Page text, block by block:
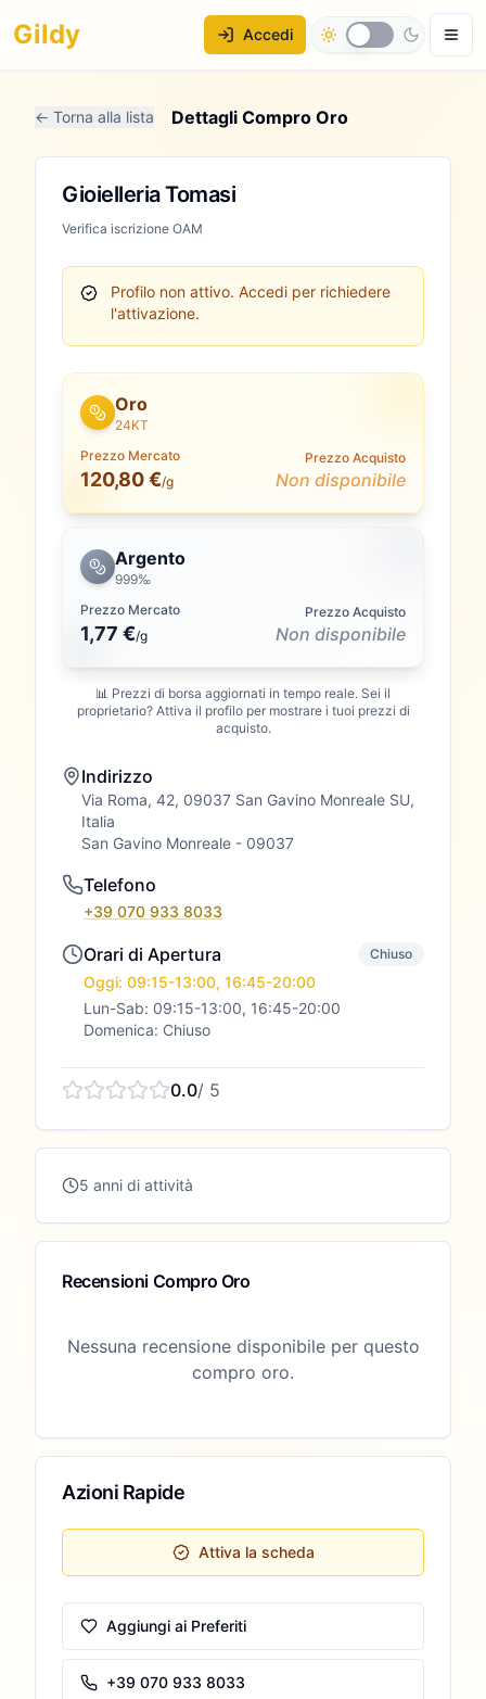
Gildy Accedi
← Torna alla lista Dettagli Compro Oro
Gioielleria Tomasi
Verifica iscrizione OAM
Profilo non attivo. Accedi per richiedere
l'attivazione.
Oro
24KT
Prezzo Mercato
120,80 €/g
Prezzo Acquisto
Non disponibile
Argento
999‰
Prezzo Mercato
1,77 €/g
Prezzo Acquisto
Non disponibile
📊 Prezzi di borsa aggiornati in tempo reale. Sei il
proprietario? Attiva il profilo per mostrare i tuoi prezzi di
acquisto.
Indirizzo
Via Roma, 42, 09037 San Gavino Monreale SU,
Italia
San Gavino Monreale - 09037
Telefono
+39 070 933 8033
Orari di Apertura Chiuso
Oggi: 09:15-13:00, 16:45-20:00
Lun-Sab: 09:15-13:00, 16:45-20:00
Domenica: Chiuso
0.0/ 5
5 anni di attività
Recensioni Compro Oro
Nessuna recensione disponibile per questo
compro oro.
Azioni Rapide
Attiva la scheda
Aggiungi ai Preferiti
+39 070 933 8033